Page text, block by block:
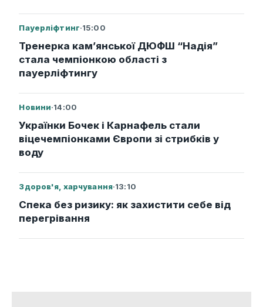
Пауерліфтинг·15:00
Тренерка кам’янської ДЮФШ “Надія”
стала чемпіонкою області з
пауерліфтингу
Новини·14:00
Українки Бочек і Карнафель стали
віцечемпіонками Європи зі стрибків у
воду
Здоров'я, харчування·13:10
Спека без ризику: як захистити себе від
перегрівання